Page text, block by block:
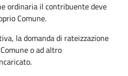
ordinaria il contribuente deve
Comune.
la domanda di rateizzazione
o ad altro